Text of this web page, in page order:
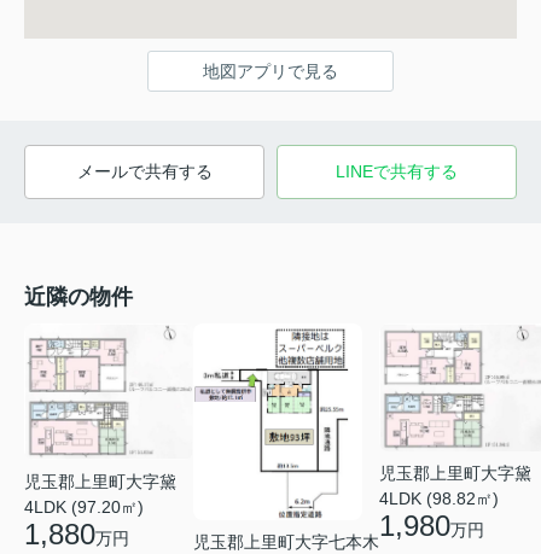
地図アプリで見る
メールで共有する LINEで共有する
近隣の物件
児玉郡上里町大字黛
4LDK (97.20㎡)
1,880万円
児玉郡上里町大字七本木
児玉郡上里町大字黛
4LDK (98.82㎡)
1,980万円